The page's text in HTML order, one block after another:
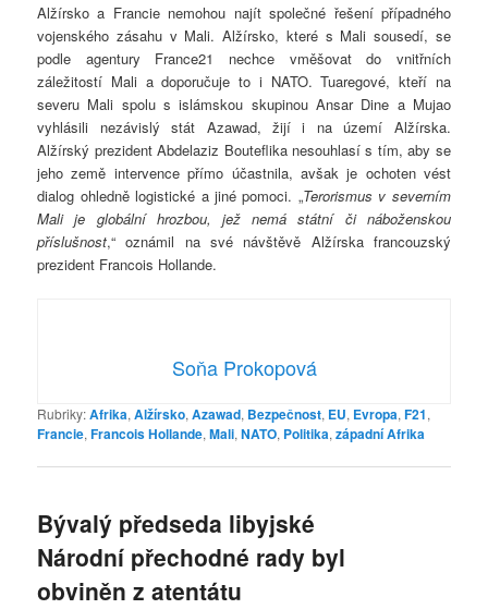
Alžírsko a Francie nemohou najít společné řešení případného
vojenského zásahu v Mali. Alžírsko, které s Mali sousedí, se
podle agentury France21 nechce vměšovat do vnitřních
záležitostí Mali a doporučuje to i NATO. Tuaregové, kteří na
severu Mali spolu s islámskou skupinou Ansar Dine a Mujao
vyhlásili nezávislý stát Azawad, žijí i na území Alžírska.
Alžírský prezident Abdelaziz Bouteflika nesouhlasí s tím, aby se
jeho země intervence přímo účastnila, avšak je ochoten vést
dialog ohledně logistické a jiné pomoci. „Terorismus v severním
Mali je globální hrozbou, jež nemá státní či náboženskou
příslušnost,“ oznámil na své návštěvě Alžírska francouzský
prezident Francois Hollande.
Soňa Prokopová
Rubriky:Afrika,Alžírsko,Azawad, Bezpečnost, EU, Evropa,F21,
Francie,Francois Hollande,Mali,NATO, Politika,západní Afrika
Bývalý předseda libyjské
Národní přechodné rady byl
obviněn z atentátu